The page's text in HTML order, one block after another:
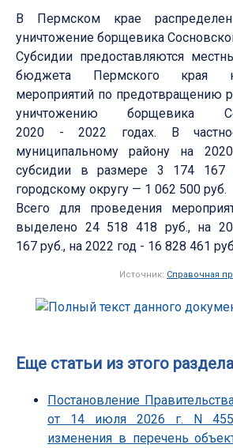
В Пермском крае
уничтожение борщевика
Субсидии предоставляются
бюджета Пермского края
мероприятий по предотвращению
уничтожению борщевика
2020 - 2022 годах. В
муниципальному району на
субсидии в размере 3 174 167
городскому округу — 1 062 500 руб.
Всего для проведения
выделено 24 518 418 руб., на
167 руб., на 2022 год - 16 828 461
Источник: Справочная
Еще статьи из этого раздела
Постановление
от 14 июля 2026 г. N
изменения в перечень